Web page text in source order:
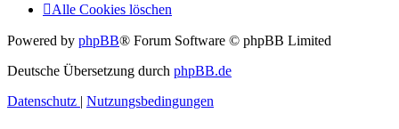
Alle Cookies löschen
Powered by phpBB® Forum Software © phpBB Limited
Deutsche Übersetzung durch phpBB.de
Datenschutz
Nutzungsbedingungen